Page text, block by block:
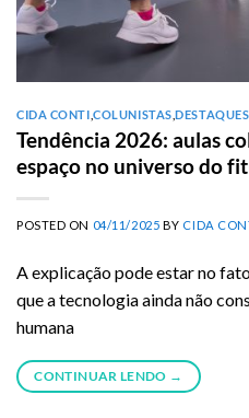
CIDA CONTI ,COLUNISTAS ,DESTAQUES
Tendência 2026: aulas
espaço no universo do
POSTED ON 04/11/2025 BY CIDA
A explicação pode estar no
que a tecnologia ainda não
humana
CONTINUAR LENDO →